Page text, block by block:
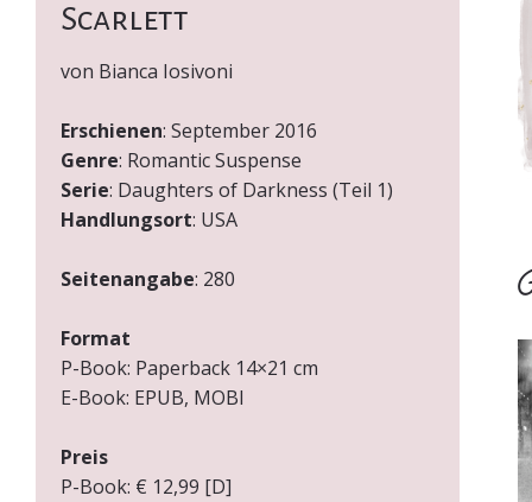
Scarlett
von Bianca Iosivoni
Erschienen: September 2016
Genre: Romantic Suspense
Serie: Daughters of Darkness (Teil 1)
Handlungsort: USA
Seitenangabe: 280
Format
P-Book: Paperback 14×21 cm
E-Book: EPUB, MOBI
Preis
P-Book: € 12,99 [D]